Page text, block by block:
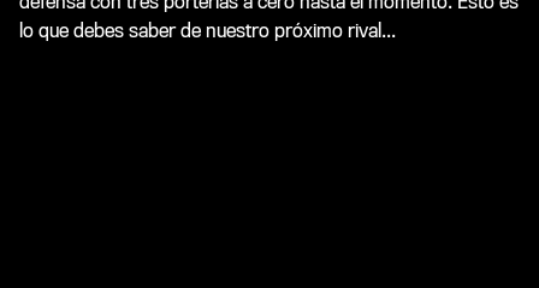
lo que debes saber de nuestro próximo rival...